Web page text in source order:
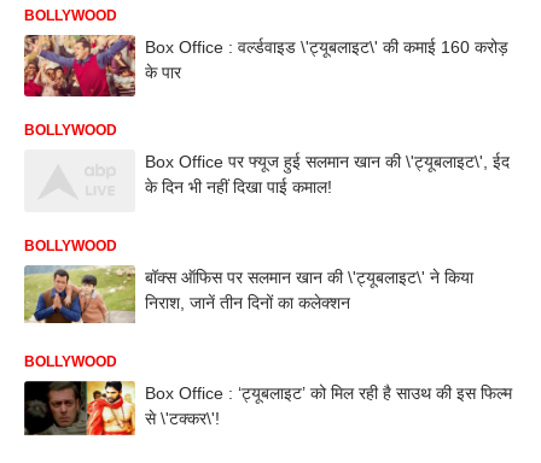
BOLLYWOOD
Box Office : वर्ल्डवाइड \'ट्यूबलाइट\' की कमाई 160 करोड़
के पार
BOLLYWOOD
Box Office पर फ्यूज हुई सलमान खान की \'ट्यूबलाइट\', ईद
के दिन भी नहीं दिखा पाई कमाल!
BOLLYWOOD
बॉक्स ऑफिस पर सलमान खान की \'ट्यूबलाइट\' ने किया
निराश, जानें तीन दिनों का कलेक्शन
BOLLYWOOD
Box Office : ‘ट्यूबलाइट’ को मिल रही है साउथ की इस फिल्म
से \'टक्कर\'!